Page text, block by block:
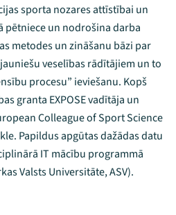
sporta nozares attīstībai un
pētniece un nodrošina darba
metodes un zināšanu bāzi par
veselības rādītājiem un to
procesu” ieviešanu. Kopš
granta EXPOSE vadītāja un
Colleague of Sport Science
Papildus apgūtas dažādas datu
IT mācību programmā
Valsts Universitāte, ASV).